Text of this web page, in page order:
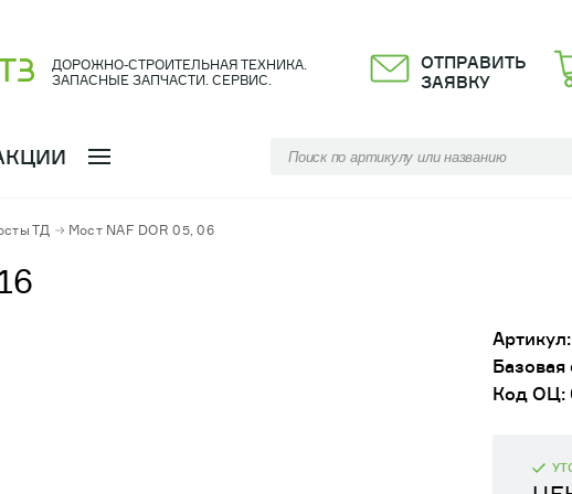
ДОРОЖНО-СТРОИТЕЛЬНАЯ ТЕХНИКА.
ЗАПАСНЫЕ ЗАПЧАСТИ. СЕРВИС.
ОТПРАВИТЬ
ЗАЯВКУ
ТД Мост NAF DOR 05, 06
Артикул:
Код ОЦ: